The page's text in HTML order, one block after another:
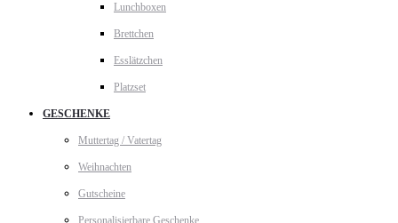
Lunchboxen
Brettchen
Esslätzchen
Platzset
GESCHENKE
Muttertag / Vatertag
Weihnachten
Gutscheine
Personalisierbare Geschenke